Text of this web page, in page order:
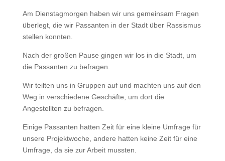
Am Dienstagmorgen haben wir uns gemeinsam Fragen
überlegt, die wir Passanten in der Stadt über Rassismus
stellen konnten.
Nach der großen Pause gingen wir los in die Stadt, um
die Passanten zu befragen.
Wir teilten uns in Gruppen auf und machten uns auf den
Weg in verschiedene Geschäfte, um dort die
Angestellten zu befragen.
Einige Passanten hatten Zeit für eine kleine Umfrage für
unsere Projektwoche, andere hatten keine Zeit für eine
Umfrage, da sie zur Arbeit mussten.